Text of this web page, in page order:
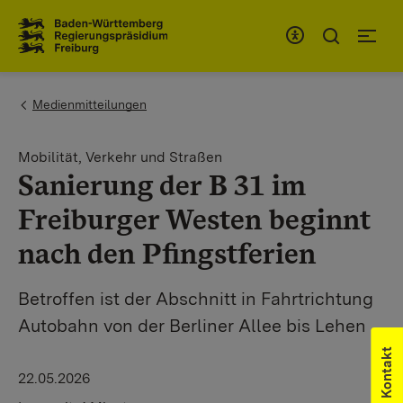
You are here:
Medienmitteilungen
Mobilität, Verkehr und Straßen
Sanierung der B 31 im
Freiburger Westen beginnt
nach den Pfingstferien
Betroffen ist der Abschnitt in Fahrtrichtung
Autobahn von der Berliner Allee bis Lehen
22.05.2026
Kontakt